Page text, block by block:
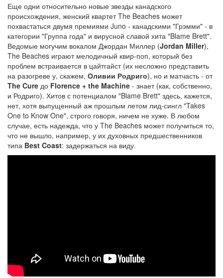
Еще одни относительно новые звезды канадского
происхождения, женский квартет The Beaches может
похвастаться двумя премиями Juno - канадскими "Грэмми" - в
категории "Группа года" и вирусной славой хита "Blame Brett".
Ведомые могучим вокалом Джордан Миллер (Jordan Miller),
The Beaches играют мелодичный квир-поп, который без
проблем встраивается в цайтгайст (их несложно представить
на разогреве у, скажем, Оливии Родриго), но и матчасть - от
The Cure до Florence + the Machine - знает (как, собственно,
и Родриго). Хитов с потенциалом "Blame Brett" здесь, кажется,
нет, хотя выпущенный аж прошлым летом лид-сингл "Takes
One to Know One", строго говоря, ничем не хуже. В любом
случае, есть надежда, что у The Beaches может получиться то,
что не вышло, например, у их духовных предшественников
типа Best Coast: задержаться на виду.